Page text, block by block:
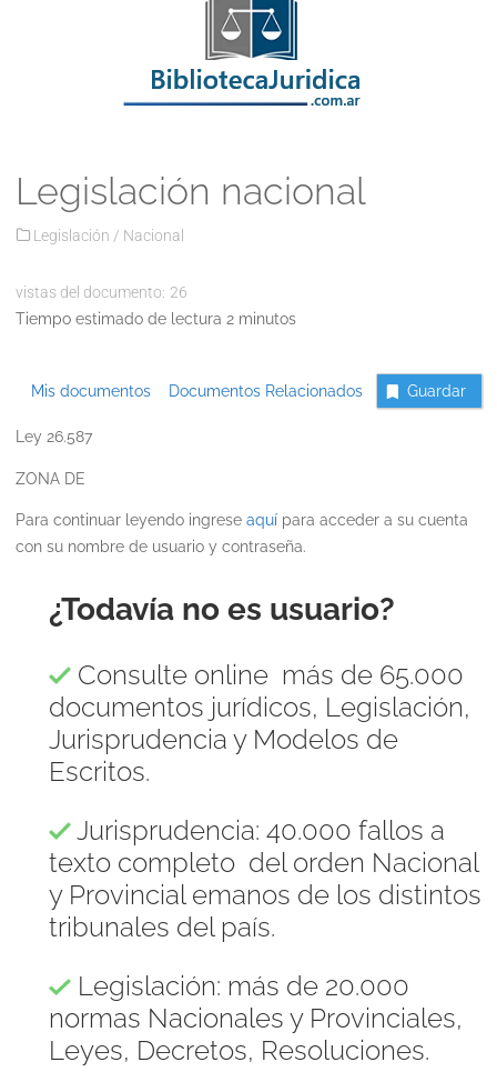
Legislación nacional
Legislación / Nacional
vistas del documento: 26
Tiempo estimado de lectura 2 minutos
Mis documentos Documentos Relacionados Guardar
Ley 26.587
ZONA DE
Para continuar leyendo ingrese aquípara acceder a su cuenta
con su nombre de usuario y contraseña.
¿Todavía no es usuario?
Consulte online más de 65.000
documentos jurídicos, Legislación,
Jurisprudencia y Modelos de
Escritos.
Jurisprudencia: 40.000 fallos a
texto completo del orden Nacional
y Provincial emanos de los distintos
tribunales del país.
Legislación: más de 20.000
normas Nacionales y Provinciales,
Leyes, Decretos, Resoluciones.